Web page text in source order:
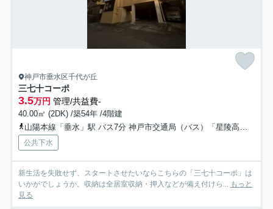
神戸市垂水区千代が丘
三七十コーポ
3.5万円 管理/共益費-
40.00㎡ (2DK) /築54年 /4階建
山陽本線「垂水」駅 バス7分 神戸市交通局（バス）「星陵高校前」 停歩6分
公共下水
新生活を失敗せず、スタートさせたいならこちらの「三七十コーポ」は
いかがでしょうか。収納は全居室収納・押入などが備え付けら... もっと
見る